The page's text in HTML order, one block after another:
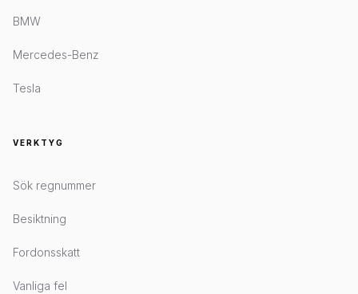
BMW
Mercedes-Benz
Tesla
VERKTYG
Sök regnummer
Besiktning
Fordonsskatt
Vanliga fel